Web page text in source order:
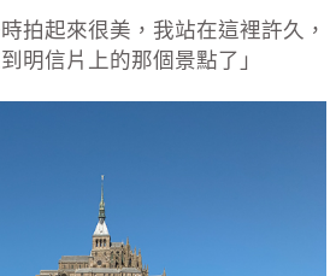
拍起來很美，我站在這裡許久，
明信片上的那個景點了」